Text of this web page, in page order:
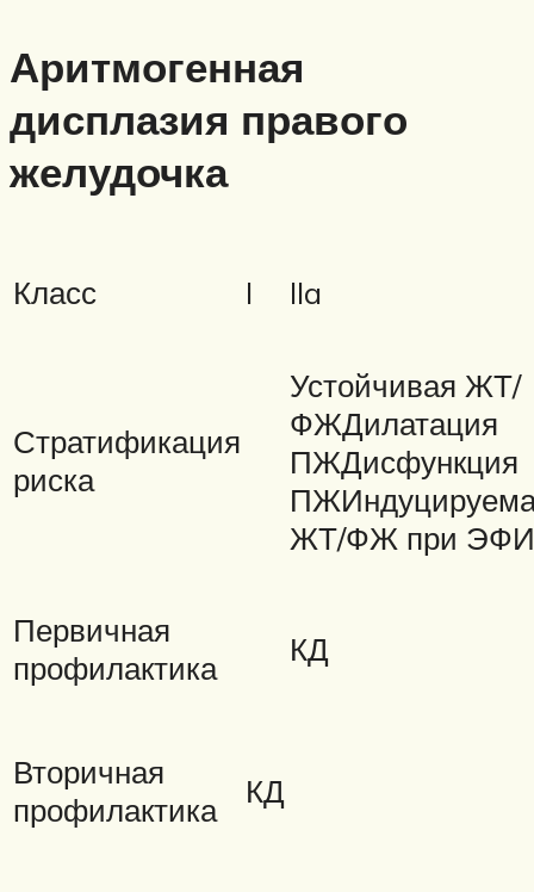
Аритмогенная
дисплазия правого
желудочка
Класс I IIa
Стратификация
риска
Устойчивая ЖТ/
ФЖДилатация
ПЖДисфункция
ЖТ/ФЖ при ЭФИ
Первичная
профилактика
КД
Вторичная
профилактика
КД